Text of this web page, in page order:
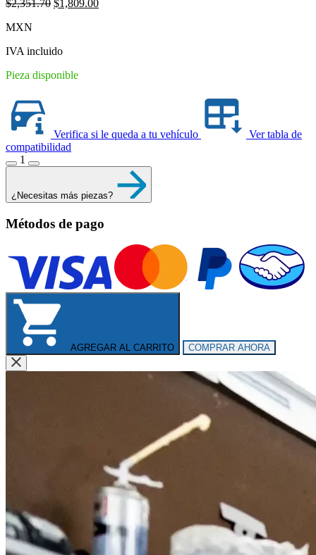
$2,351.70 Original
$1,809.00Current
MXN
IVA incluido
Pieza disponible
Verifica si le queda a tu vehículo
Ver tabla de
compatibilidad
1
¿Necesitas más piezas?
Métodos de pago
AGREGAR AL CARRITO COMPRAR AHORA